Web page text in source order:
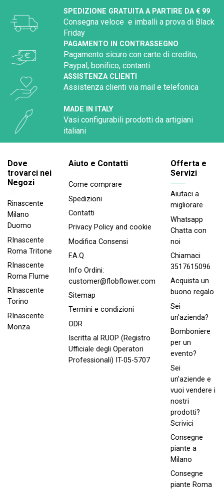
SPEDIZIONE GRATUITA A PARTIRE DA € 99
Consegna veloce e imballi a prova di Black
Friday
PAGAMENTO IN CONTRASSEGNO
Pagamento sicuro con carte di credito,
Paypal, bonifico, contanti
ASSISTENZA CLIENTI
Assistenza clienti via mail e telefonica
MADE IN ITALY
Vasi configurabili prodotti da artigiani
italiani
Dove
trovarci nei
Negozi
Rinascente
Milano
Duomo
RInascente
Roma Tritone
RInascente
Roma FIume
RInascente
Torino
RInascente
Monza
Aiuto e Contatti
Come comprare
Spedizioni
Contatti
Privacy Policy and cookie
Modifica Consensi
F.A.Q
Info Ordini:
customer@flobflower.com
Sitemap
Termini e condizioni
ODR
Iscritta al RUOP (Registro
Ufficiale degli Operatori
Professionali) IT-05-5707
Offerta e
Servizi
Aiutaci a
migliorare
Whatsapp
Chatta con
noi
Chiamaci
3517615096
Acquista un
buono regalo
Sei
un'azienda?
Bomboniere
per un
evento?
Sei
un'aziende e
vuoi vendere i
nostri
prodotti?
Scrivici
Consegne
piante a
Milano
Consegne
piante Roma